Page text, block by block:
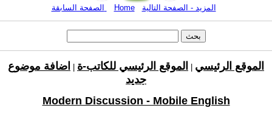
Home المزيد - الصفحة التالية
الموقع الرئيسي الموقع الرئيسي للكاتب-ة
اضافة موضوع
جديد
Modern Discussion - Mobile English